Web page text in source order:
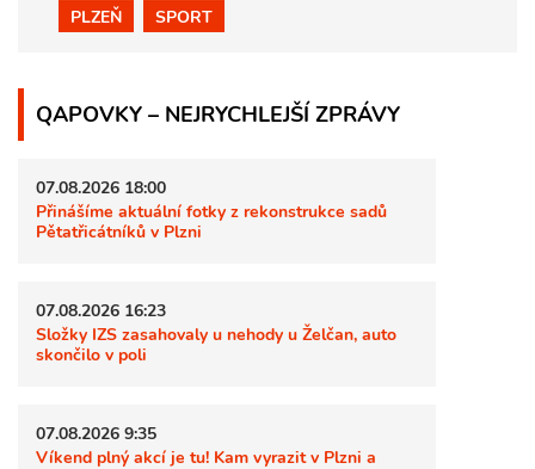
PLZEŇ SPORT
QAPOVKY – NEJRYCHLEJŠÍ ZPRÁVY
07.08.2026 18:00
Přinášíme aktuální fotky z rekonstrukce sadů
Pětatřicátníků v Plzni
07.08.2026 16:23
Složky IZS zasahovaly u nehody u Želčan, auto
skončilo v poli
07.08.2026 9:35
Víkend plný akcí je tu! Kam vyrazit v Plzni a